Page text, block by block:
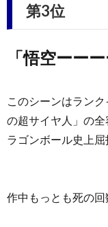
第3位
「悟空ーー
このシーンはラン
の超サイヤ人」の
ラゴンボール史上屈
作中もっとも死の回